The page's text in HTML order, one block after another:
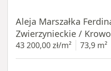
Aleja Marszałka
Zwierzynieckie /
43 200,00 zł/m² 73,9 m²